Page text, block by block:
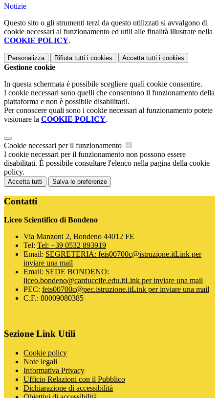
Notizie
Questo sito o gli strumenti terzi da questo utilizzati si avvalgono di
cookie necessari al funzionamento ed utili alle finalità illustrate nella
COOKIE POLICY.
Personalizza Rifiuta tutti i cookies Accetta tutti i cookies
Gestione cookie
In questa schermata è possibile scegliere quali cookie consentire.
I cookie necessari sono quelli che consentono il funzionamento della
piattaforma e non è possibile disabilitarli.
Per conoscere quali sono i cookie necessari al funzionamento potete
visionare la COOKIE POLICY.
Cookie necessari per il funzionamento
I cookie necessari per il funzionamento non possono essere
disabilitati. È possibile consultare l'elenco nella pagina della cookie
policy.
Accetta tutti Salva le preferenze
Contatti
Liceo Scientifico di Bondeno
Via Manzoni 2, Bondeno 44012 FE
Tel: Tel: +39 0532 893919
Email: SEGRETERIA: feis00700c@istruzione.itLink per
inviare una mail
Email: SEDE BONDENO:
liceo.bondeno@carduccife.edu.itLink per inviare una mail
PEC: feis00700c@pec.istruzione.itLink per inviare una mail
C.F.: 80009080385
Sezione Link Utili
Cookie policy
Note legali
Informativa Privacy
Ufficio Relazioni con il Pubblico
Dichiarazione di accessibilità